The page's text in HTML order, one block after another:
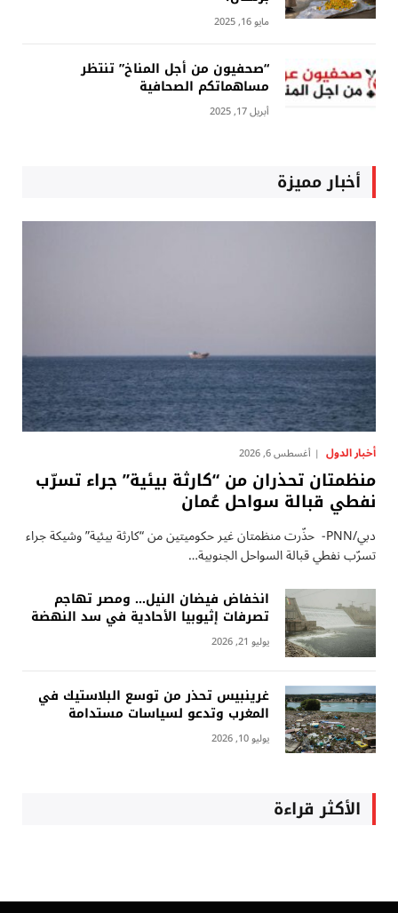
مايو 16, 2025
“صحفيون من أجل المناخ” تنتظر
مساهماتكم الصحافية
أبريل 17, 2025
أخبار مميزة
أخبار الدول أغسطس 6, 2026
منظمتان تحذران من “كارثة بيئية” جراء تسرّب
نفطي قبالة سواحل عُمان
دبي/PNN- حذّرت منظمتان غير حكوميتين من “كارثة بيئية” وشيكة جراء
تسرّب نفطي قبالة السواحل الجنوبية…
انخفاض فيضان النيل… ومصر تهاجم
تصرفات إثيوبيا الأحادية في سد النهضة
يوليو 21, 2026
غرينبيس تحذر من توسع البلاستيك في
المغرب وتدعو لسياسات مستدامة
يوليو 10, 2026
الأكثر قراءة